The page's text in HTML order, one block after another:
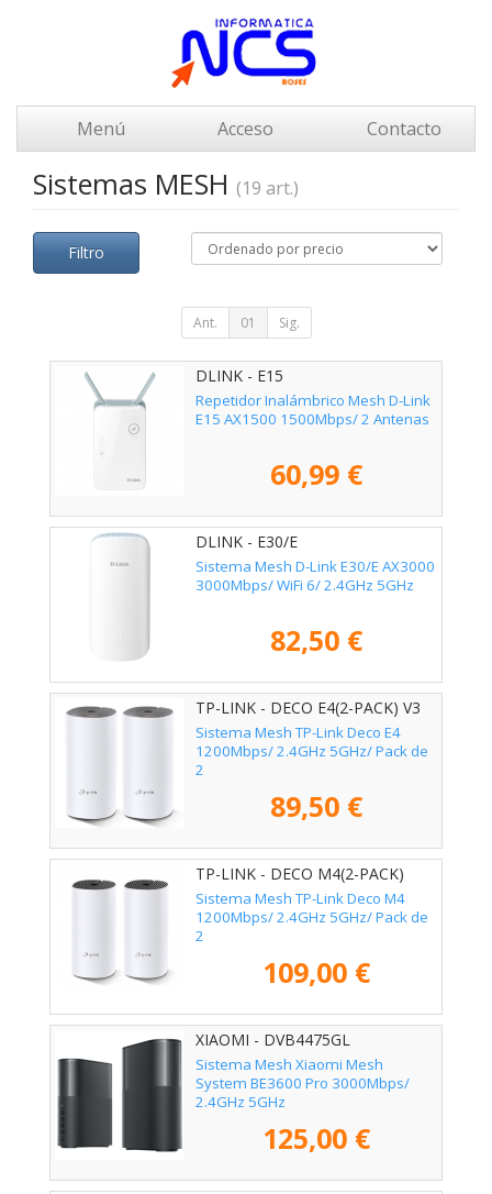
Menú Acceso Contacto
Sistemas MESH (19 art.)
Filtro
Ant. 01 Sig.
DLINK - E15
Repetidor Inalámbrico Mesh D-Link
E15 AX1500 1500Mbps/ 2 Antenas
60,99 €
DLINK - E30/E
Sistema Mesh D-Link E30/E AX3000
3000Mbps/ WiFi 6/ 2.4GHz 5GHz
82,50 €
TP-LINK - DECO E4(2-PACK) V3
Sistema Mesh TP-Link Deco E4
1200Mbps/ 2.4GHz 5GHz/ Pack de
2
89,50 €
TP-LINK - DECO M4(2-PACK)
Sistema Mesh TP-Link Deco M4
1200Mbps/ 2.4GHz 5GHz/ Pack de
2
109,00 €
XIAOMI - DVB4475GL
Sistema Mesh Xiaomi Mesh
System BE3600 Pro 3000Mbps/
2.4GHz 5GHz
125,00 €